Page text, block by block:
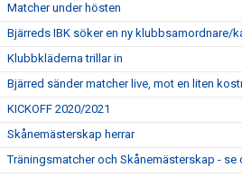
Matcher under hösten
Bjärreds IBK söker en ny klubbsamordnare/
Klubbkläderna trillar in
Bjärred sänder matcher live, mot en liten
KICKOFF 2020/2021
Skånemästerskap herrar
Träningsmatcher och Skånemästerskap - se